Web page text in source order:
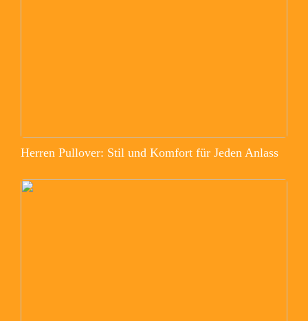
Herren Pullover: Stil und Komfort für Jeden Anlass